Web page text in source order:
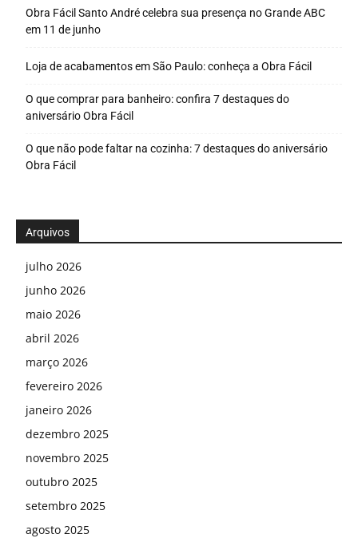
Obra Fácil Santo André celebra sua presença no Grande ABC
em 11 de junho
Loja de acabamentos em São Paulo: conheça a Obra Fácil
O que comprar para banheiro: confira 7 destaques do
aniversário Obra Fácil
O que não pode faltar na cozinha: 7 destaques do aniversário
Obra Fácil
Arquivos
julho 2026
junho 2026
maio 2026
abril 2026
março 2026
fevereiro 2026
janeiro 2026
dezembro 2025
novembro 2025
outubro 2025
setembro 2025
agosto 2025